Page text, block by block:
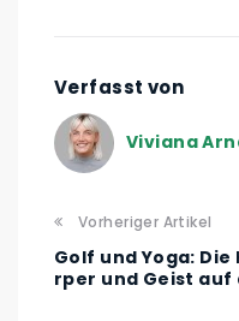
Verfasst von
Viviana
Vorheriger Artikel
Golf und Yoga:
rper und Geist auf